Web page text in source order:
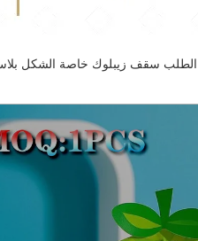
خاصة الشكل بلاستيكية مضادة للطفل 3.5 غرام حقائب